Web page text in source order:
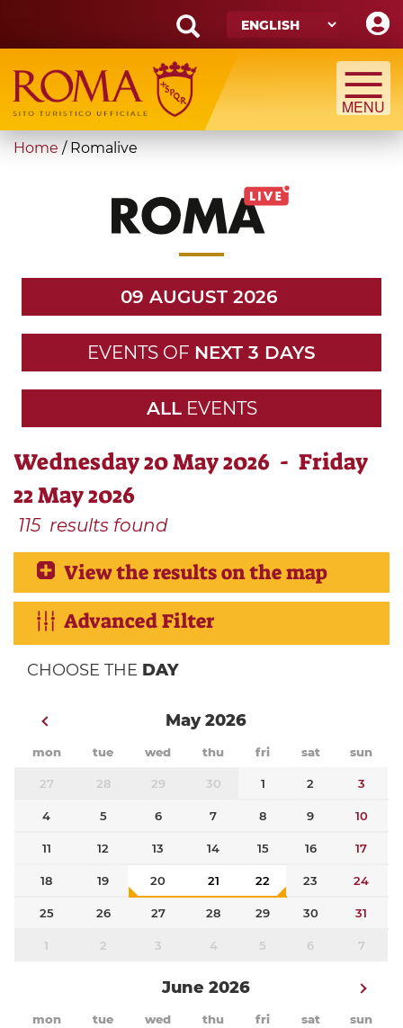
main
content
Search
form
Search
You
Home / Romalive
09 AUGUST 2026
EVENTS OF NEXT 3 DAYS
ALL EVENTS
Wednesday 20 May 2026 - Friday
22 May 2026
115 results found
View the results on the map
Advanced Filter
CHOOSE THE DAY
May 2026
mon tue wed thu fri sat sun
27 28 29 30 1 2 3
4 5 6 7 8 9 10
11 12 13 14 15 16 17
18 19 20 21 22 23 24
25 26 27 28 29 30 31
1 2 3 4 5 6 7
June 2026
mon tue wed thu fri sat sun